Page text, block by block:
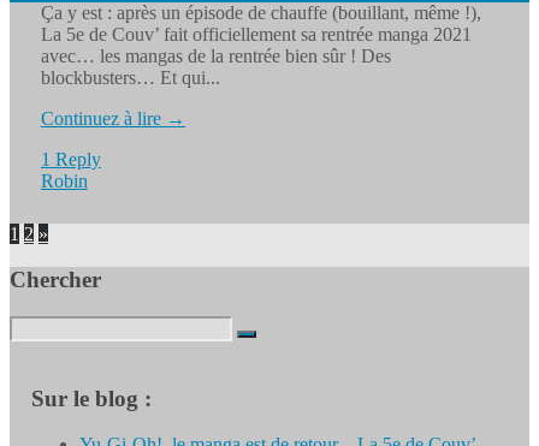
Ça y est : après un épisode de chauffe (bouillant, même !),
La 5e de Couv’ fait officiellement sa rentrée manga 2021
avec… les mangas de la rentrée bien sûr ! Des
blockbusters… Et qui...
Continuez à lire →
1 Reply
Robin
1 2 »
Chercher
Search
for:
Sur le blog :